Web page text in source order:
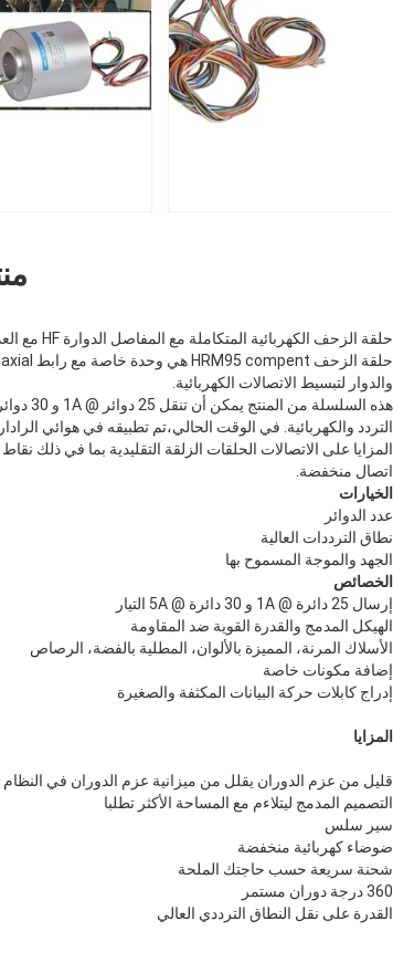
حلقة الزحف الكهربائية المتكاملة مع المفاصل الدوارة HF مع العديد من الاتصالات والمساكن القابلة للتخصيص ، حلقة الزحف الدوارة
والدوار لتبسيط الاتصالات الكهربائية.
التردد والكهربائية. في الوقت الحالي،تم تطبيقه في هوائي
المزايا على الاتصالات الحلقات الزلقة التقليدية بما في
اتصال منخفضة.
الخيارات
عدد الدوائر
نطاق الترددات العالية
الجهد والموجة المسموح بها
الخصائص
إرسال 25 دائرة @ 1A و 30 دائرة @ 5A التيار
الهيكل المدمج والقدرة القوية ضد المقاومة
الأسلاك المرنة، المميزة بالألوان، المطلية بالفضة، الرصاص
إضافة مكونات خاصة
إدراج كابلات حركة البيانات المكثفة والصغيرة
المزايا
قليل من عزم الدوران يقلل من ميزانية عزم الدوران في النظام
التصميم المدمج ليتلاءم مع المساحة الأكثر تطلبا
سير سلس
ضوضاء كهربائية منخفضة
شحنة سريعة حسب حاجتك الملحة
360 درجة دوران مستمر
القدرة على نقل النطاق الترددي العالي